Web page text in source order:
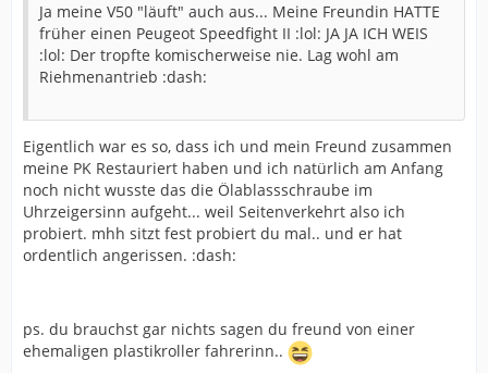
Ja meine V50 "läuft" auch aus... Meine Freundin HATTE
früher einen Peugeot Speedfight II :lol: JA JA ICH WEIS
:lol: Der tropfte komischerweise nie. Lag wohl am
Riehmenantrieb :dash:
Eigentlich war es so, dass ich und mein Freund zusammen
meine PK Restauriert haben und ich natürlich am Anfang
noch nicht wusste das die Ölablassschraube im
Uhrzeigersinn aufgeht... weil Seitenverkehrt also ich
probiert. mhh sitzt fest probiert du mal.. und er hat
ordentlich angerissen. :dash:
ps. du brauchst gar nichts sagen du freund von einer
ehemaligen plastikroller fahrerinn..